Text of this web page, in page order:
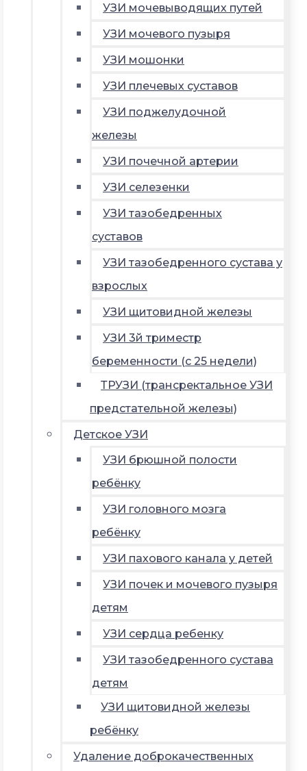
УЗИ мочевыводящих путей
УЗИ мочевого пузыря
УЗИ мошонки
УЗИ плечевых суставов
УЗИ поджелудочной
железы
УЗИ почечной артерии
УЗИ селезенки
УЗИ тазобедренных
суставов
УЗИ тазобедренного сустава у
взрослых
УЗИ щитовидной железы
УЗИ 3й триместр
беременности (с 25 недели)
ТРУЗИ (трансректальное УЗИ
предстательной железы)
Детское УЗИ
УЗИ брюшной полости
ребёнку
УЗИ головного мозга
ребёнку
УЗИ пахового канала у детей
УЗИ почек и мочевого пузыря
детям
УЗИ сердца ребенку
УЗИ тазобедренного сустава
детям
УЗИ щитовидной железы
ребёнку
Удаление доброкачественных